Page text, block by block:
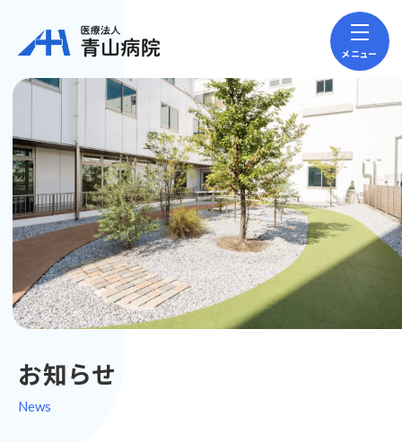
メニュー
お知らせ
News